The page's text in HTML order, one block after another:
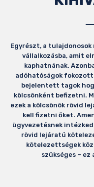
Egyrészt, a
vállalkozásba, amit
kaphatnának.
adóhatóságok
bejelentett tagok
kölcsönként befizetni.
ezek a kölcsönök rövid
kell fizetni őket.
ügyvezetésnek
rövid lejáratú
kötelezettségek
szükséges – ez